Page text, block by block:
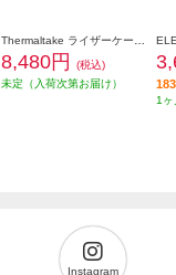
Thermaltake ライザーケーブル PCI-E 4.0 Dual 90 Degree Riser Cable 400mm Snow AC-077-CO6OTN-C1
8,480円
(税込)
未定（入荷次第お届け）
1ヶ
Instagram